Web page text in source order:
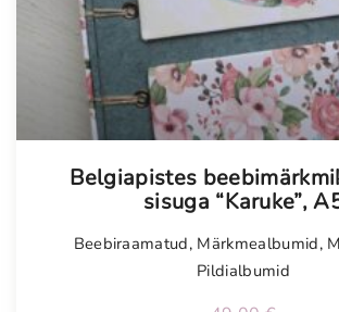
Belgiapistes
sisuga “Karuke”,
Beebiraamatud, Märkmealbumid,
Pildialbumid